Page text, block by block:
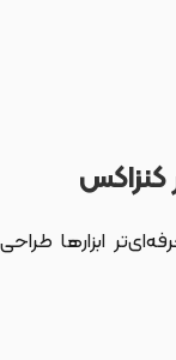
کنزاکس
ابزارها طراحی